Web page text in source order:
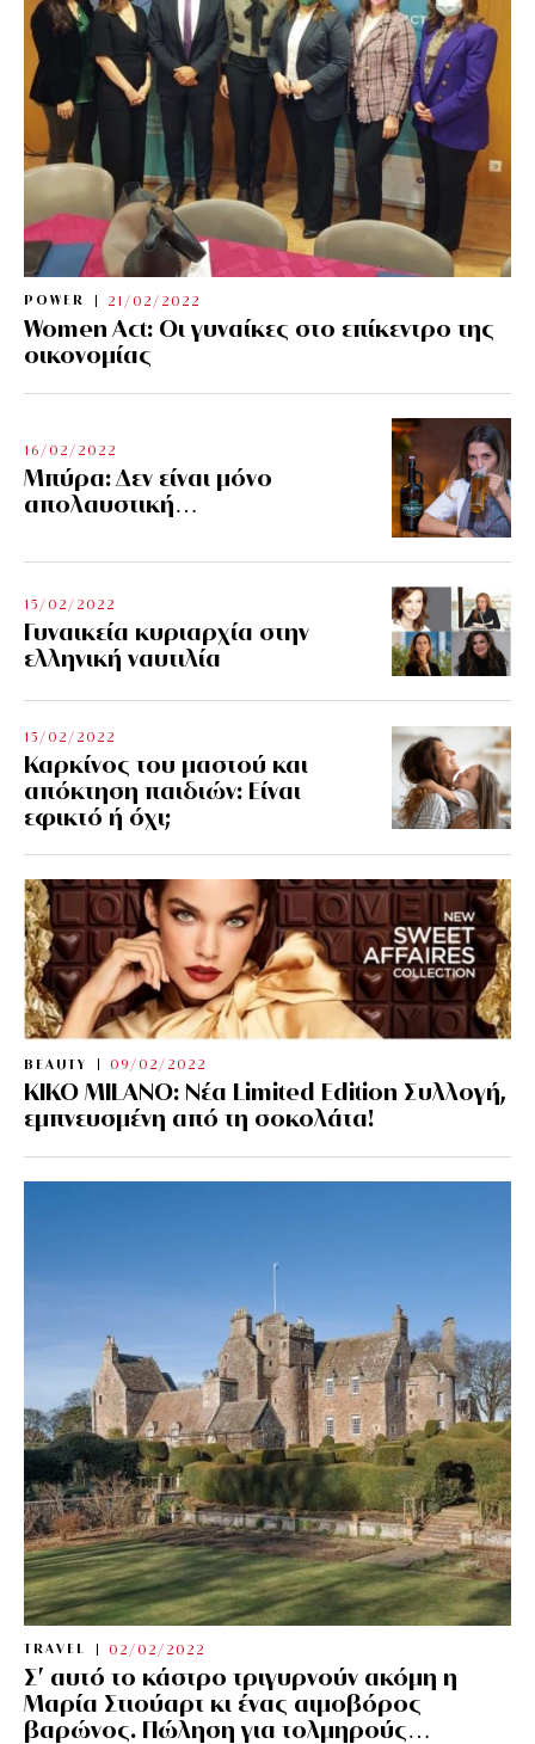
POWER 21/02/2022
Women Act: Οι γυναίκες στο επίκεντρο της
οικονομίας
16/02/2022
Μπύρα: Δεν είναι μόνο
απολαυστική…
15/02/2022
Γυναικεία κυριαρχία στην
ελληνική ναυτιλία
15/02/2022
Καρκίνος του μαστού και
απόκτηση παιδιών: Είναι
εφικτό ή όχι;
BEAUTY 09/02/2022
KIKO MILANO: Νέα Limited Edition Συλλογή,
εμπνευσμένη από τη σοκολάτα!
TRAVEL 02/02/2022
Σ’ αυτό το κάστρο τριγυρνούν ακόμη η
Μαρία Στιούαρτ κι ένας αιμοβόρος
βαρώνος. Πώληση για τολμηρούς…